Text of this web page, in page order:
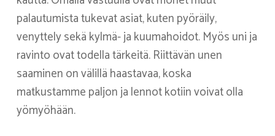
palautumista tukevat asiat, kuten pyöräily,
venyttely sekä kylmä- ja kuumahoidot. Myös uni ja
ravinto ovat todella tärkeitä. Riittävän unen
saaminen on välillä haastavaa, koska
matkustamme paljon ja lennot kotiin voivat olla
yömyöhään.